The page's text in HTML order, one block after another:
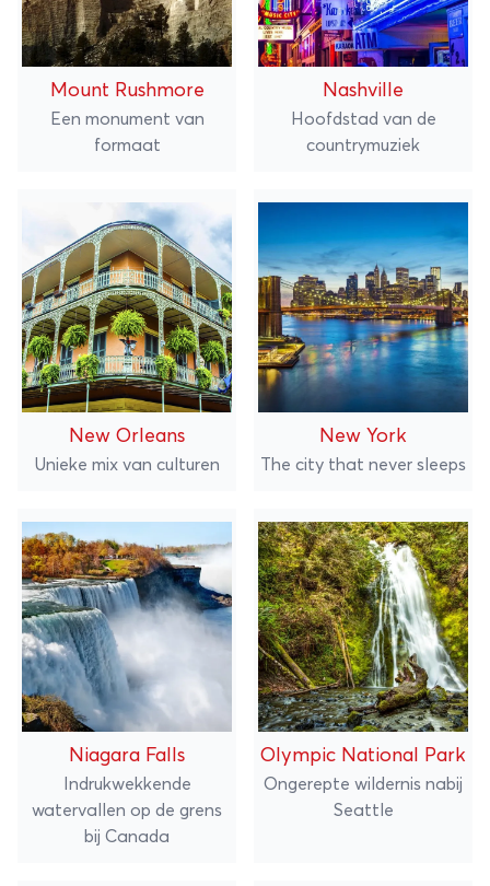
Mount Rushmore
Een monument van
formaat
Nashville
Hoofdstad van de
countrymuziek
New Orleans
Unieke mix van culturen
New York
The city that never sleeps
Niagara Falls
Indrukwekkende
watervallen op de grens
bij Canada
Olympic National Park
Ongerepte wildernis nabij
Seattle